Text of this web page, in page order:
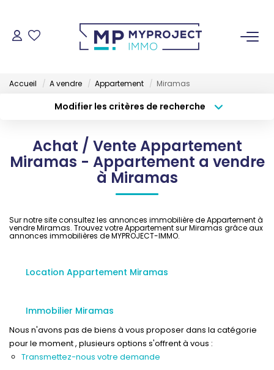
ESTIMER
Qui Sommes-Nous
Nous Rejoindre
Nos Actualités
Accueil A vendre Appartement Miramas
Modifier les critères de recherche
Sélectionnez...
Type de bien
Surface min
Créer une alerte
Achat / Vente Appartement
Miramas - Appartement a vendre
à Miramas
Sur notre site consultez les annonces immobilière de Appartement à
vendre Miramas. Trouvez votre Appartement sur Miramas grâce aux
annonces immobilières de MYPROJECT-IMMO.
Location Appartement Miramas
Immobilier Miramas
Nous n'avons pas de biens à vous proposer dans la catégorie
pour le moment , plusieurs options s'offrent à vous :
Transmettez-nous votre demande